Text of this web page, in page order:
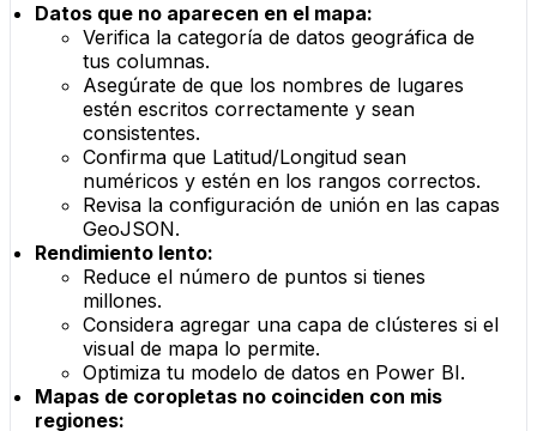
Datos que no aparecen en el mapa:
Verifica la categoría de datos geográfica de
tus columnas.
Asegúrate de que los nombres de lugares
estén escritos correctamente y sean
consistentes.
Confirma que Latitud/Longitud sean
numéricos y estén en los rangos correctos.
Revisa la configuración de unión en las capas
GeoJSON.
Rendimiento lento:
Reduce el número de puntos si tienes
millones.
Considera agregar una capa de clústeres si el
visual de mapa lo permite.
Optimiza tu modelo de datos en Power BI.
Mapas de coropletas no coinciden con mis
regiones: